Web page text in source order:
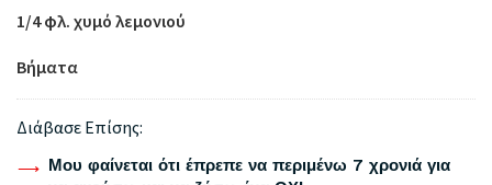
1/4 φλ. χυμό λεμονιού
Βήματα
Διάβασε Επίσης:
Μου φαίνεται ότι έπρεπε να περιμένω 7 χρονιά για